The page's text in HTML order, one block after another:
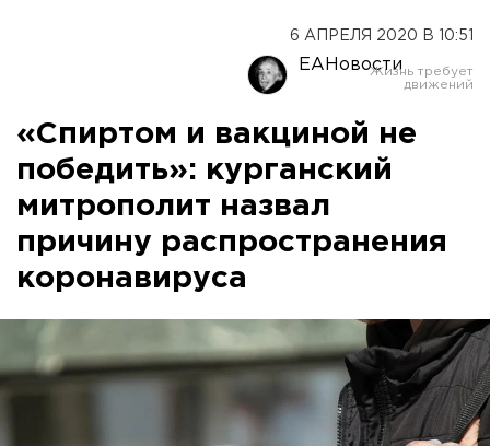
6 АПРЕЛЯ 2020 В 10:51
ЕАНовости
«Спиртом и вакциной не
победить»: курганский
митрополит назвал
причину распространения
коронавируса